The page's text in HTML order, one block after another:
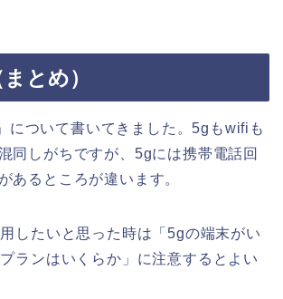
とめ）
について書いてきました。5gもwifiも
同しがちですが、5gには携帯電話回
あるところが違います。
したいと思った時は「5gの端末がい
ランはいくらか」に注意するとよい